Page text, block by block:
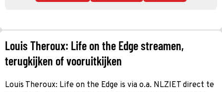
Louis Theroux: Life on the Edge streamen,
terugkijken of vooruitkijken
Louis Theroux: Life on the Edge is via o.a. NLZIET direct te